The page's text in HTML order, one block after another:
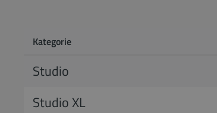
Kategorie
Studio
Studio XL